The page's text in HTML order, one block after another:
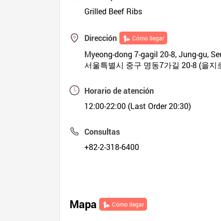
Grilled Beef Ribs
Dirección Cómo llegar
Myeong-dong 7-gagil 20-8, Jung-gu,
서울특별시 중구 명동7가길 20-8 (을지
Horario de atención
12:00-22:00 (Last Order 20:30)
Consultas
+82-2-318-6400
Mapa Cómo llegar